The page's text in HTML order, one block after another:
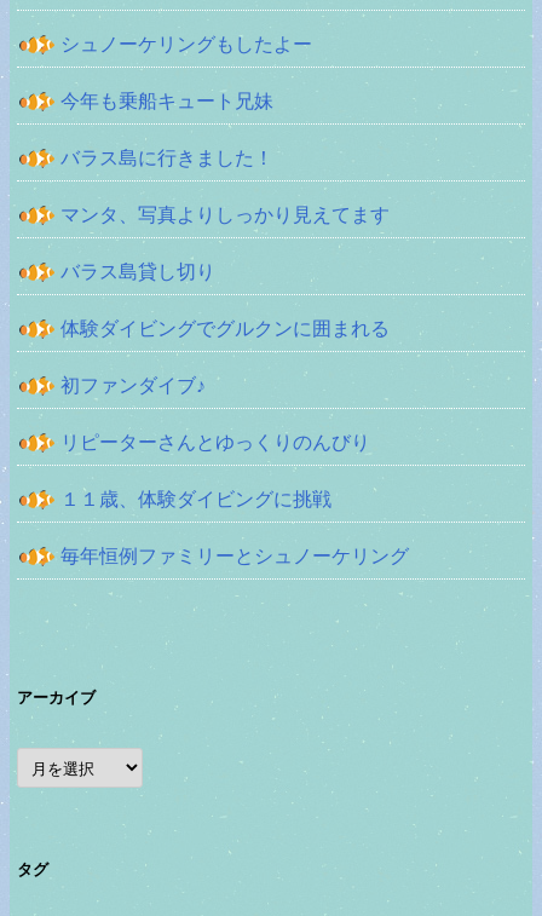
シュノーケリングもしたよー
今年も乗船キュート兄妹
バラス島に行きました！
マンタ、写真よりしっかり見えてます
バラス島貸し切り
体験ダイビングでグルクンに囲まれる
初ファンダイブ♪
リピーターさんとゆっくりのんびり
１１歳、体験ダイビングに挑戦
毎年恒例ファミリーとシュノーケリング
アーカイブ
ア
ー
カ
タグ